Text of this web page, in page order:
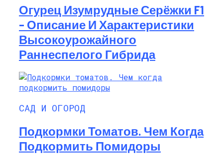
Огурец Изумрудные Серёжки F1
– Описание И Характеристики
Высокоурожайного
Раннеспелого Гибрида
САД И ОГОРОД
Подкормки Томатов. Чем Когда
Подкормить Помидоры